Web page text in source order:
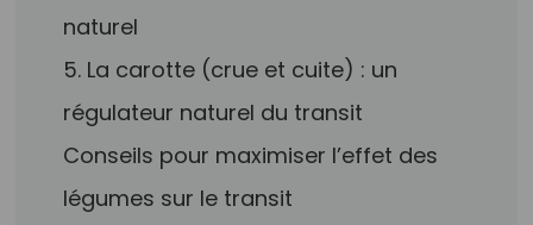
naturel
5. La carotte (crue et cuite) : un
régulateur naturel du transit
Conseils pour maximiser l’effet des
légumes sur le transit